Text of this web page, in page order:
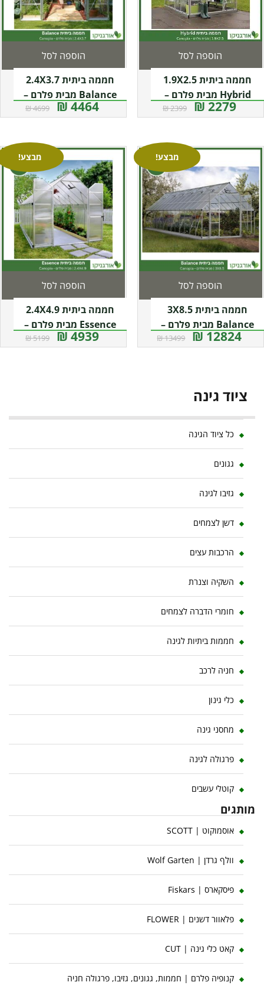
חממה ביתית 1.9X2.5
Hybrid מבית פלרם –
Canopia
2279 ₪
2399 ₪
הוספה לסל
חממה ביתית 2.4X3.7
Balance מבית פלרם –
Canopia
4464 ₪
4699 ₪
הוספה לסל
מבצע!
חממה ביתית 3X8.5
Balance מבית פלרם –
Canopia
12824 ₪
13499 ₪
הוספה לסל
מבצע!
חממה ביתית 2.4X4.9
Essence מבית פלרם –
Canopia
4939 ₪
5199 ₪
הוספה לסל
ציוד גינה
כל ציוד הגינה
גגונים
גזיבו לגינה
דשן לצמחים
הרכבות עצים
השקיה וצנרת
חומרי הדברה לצמחים
חממות ביתיות לגינה
חניה לרכב
כלי גינון
מחסני גינה
פרגולה לגינה
קוטלי עשבים
מותגים
אוסמוקוט | SCOTT
וולף גרדן | Wolf Garten
פיסקארס | Fiskars
פלאוור דשנים | FLOWER
קאט כלי גינה | CUT
קנופיה פלרם | חממות, גגונים, גזיבו, פרגולה חניה